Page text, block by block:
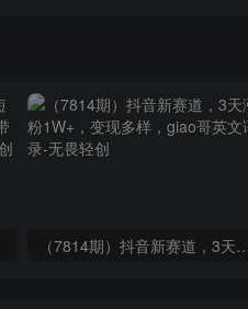
（7814期）抖音新赛道，3天涨粉1W+，变现多样，giao哥英文语录